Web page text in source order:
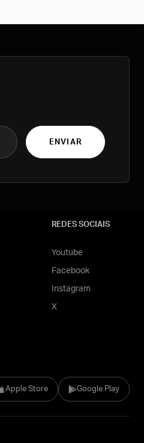
ENVIAR
Apple Store Google Play
REDES SOCIAIS
Youtube
Facebook
Instagram
X